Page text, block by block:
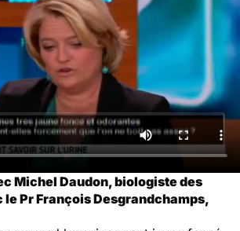
Michel Daudon, biologiste des
Pr François Desgrandchamps,